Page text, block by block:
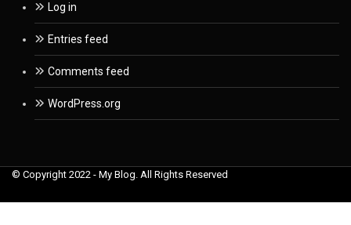
Log in
Entries feed
Comments feed
WordPress.org
© Copyright 2022 - My Blog. All Rights Reserved